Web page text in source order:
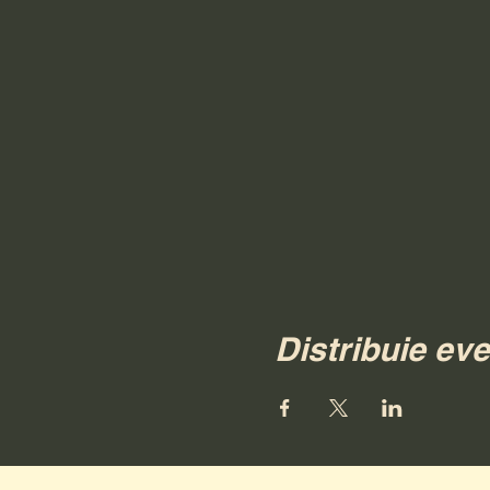
Distribuie